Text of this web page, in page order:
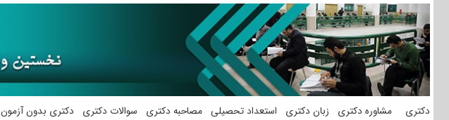
محتوا
دکتری مشاوره دکتری زبان دکتری استعداد تحصیلی مصاحبه دکتری سوالات دکتری دکتری بدون آزمون